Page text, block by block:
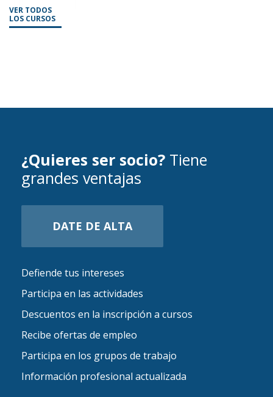
VER TODOS
LOS CURSOS
¿Quieres ser socio? Tiene
grandes ventajas
DATE DE ALTA
Defiende tus intereses
Participa en las actividades
Descuentos en la inscripción a cursos
Recibe ofertas de empleo
Participa en los grupos de trabajo
Información profesional actualizada